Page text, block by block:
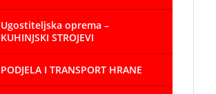
Ugostiteljska oprema –
KUHINJSKI STROJEVI
PODJELA I TRANSPORT HRANE